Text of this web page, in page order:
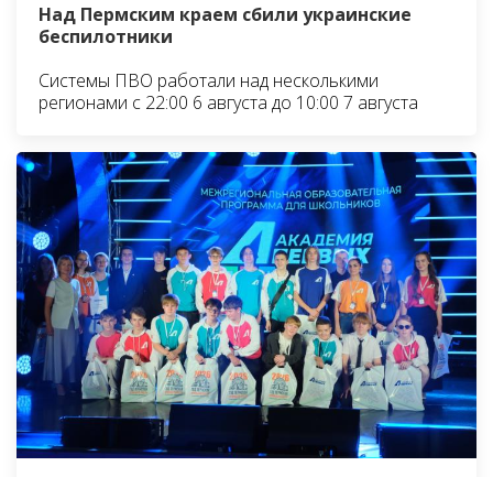
Над Пермским краем сбили украинские
беспилотники
Системы ПВО работали над несколькими
регионами с 22:00 6 августа до 10:00 7 августа